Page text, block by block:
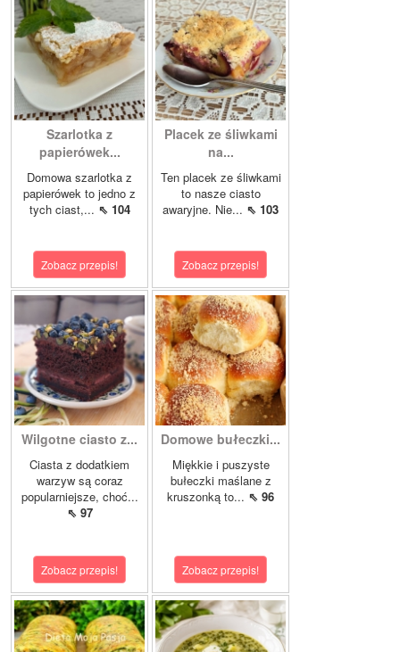
Szarlotka z
papierówek...
Domowa szarlotka z
papierówek to jedno z
tych ciast,... ⇖ 104
Zobacz przepis!
Placek ze śliwkami
na...
Ten placek ze śliwkami
to nasze ciasto
awaryjne. Nie... ⇖ 103
Zobacz przepis!
Wilgotne ciasto z...
Ciasta z dodatkiem
warzyw są coraz
popularniejsze, choć...
⇖ 97
Zobacz przepis!
Domowe bułeczki...
Miękkie i puszyste
bułeczki maślane z
kruszonką to... ⇖ 96
Zobacz przepis!